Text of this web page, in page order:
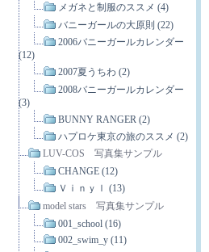
メガネと制服のススメ (4)
バニーガールの大原則 (22)
2006バニーガールカレンダー
(12)
2007夏うちわ (2)
2008バニーガールカレンダー
(3)
BUNNY RANGER (2)
ハプロケ東京の旅のススメ (2)
LUV-COS 写真集サンプル
CHANGE (12)
Ｖｉｎｙｌ (13)
model stars 写真集サンプル
001_school (16)
002_swim_y (11)